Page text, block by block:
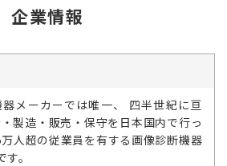
企業情報
メーカーでは唯一、 四半世紀に亘
製造・販売・保守を日本国内で行っ
人超の従業員を有する画像診断機器
。